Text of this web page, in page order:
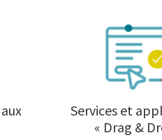
Services et
« Drag &